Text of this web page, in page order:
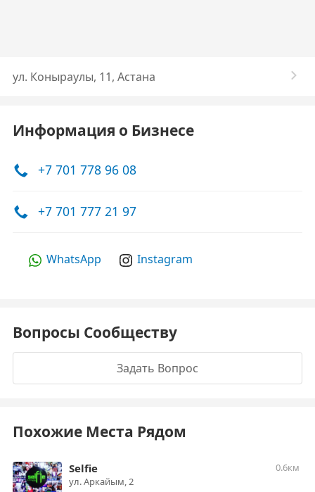
ул. ​Коныраулы, 11, Астана
Информация о Бизнесе
+7 701 778 96 08
+7 701 777 21 97
WhatsApp Instagram
Вопросы Сообществу
Задать Вопрос
Похожие Места Рядом
Selfie
0.6км
ул. Аркайым, 2